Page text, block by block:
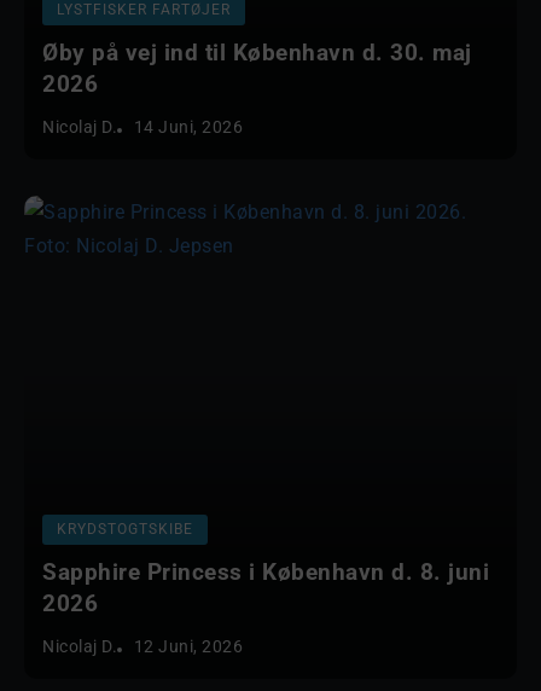
LYSTFISKER FARTØJER
Øby på vej ind til København d. 30. maj
2026
Nicolaj D. 14 Juni, 2026
KRYDSTOGTSKIBE
Sapphire Princess i København d. 8. juni
2026
Nicolaj D. 12 Juni, 2026